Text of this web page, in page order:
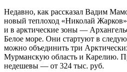
Недавно, как рассказал Вадим
новый теплоход «Николай
и в арктические зоны —
Белое море. Они стартуют в
можно объединить три
Мурманскую область и Карелию.
недешевы — от 324 тыс. руб.